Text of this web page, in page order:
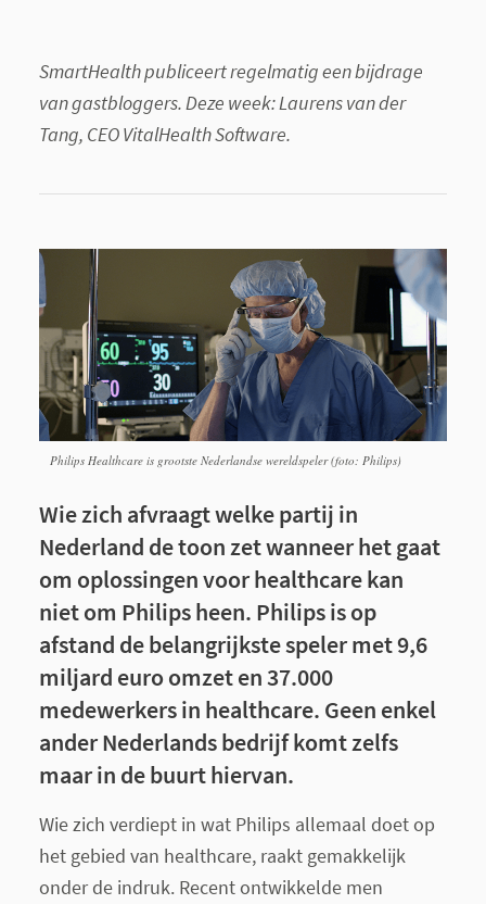
SmartHealth publiceert regelmatig een bijdrage
van gastbloggers. Deze week: Laurens van der
Tang, CEO VitalHealth Software.
Philips Healthcare is grootste Nederlandse wereldspeler (foto: Philips)
Wie zich afvraagt welke partij in
Nederland de toon zet wanneer het gaat
om oplossingen voor healthcare kan
niet om Philips heen. Philips is op
afstand de belangrijkste speler met 9,6
miljard euro omzet en 37.000
medewerkers in healthcare. Geen enkel
ander Nederlands bedrijf komt zelfs
maar in de buurt hiervan.
Wie zich verdiept in wat Philips allemaal doet op
het gebied van healthcare, raakt gemakkelijk
onder de indruk. Recent ontwikkelde men